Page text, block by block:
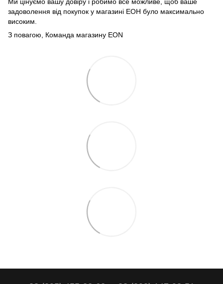
задоволення від покупок у магазині ЕОН було максимально
високим.
З повагою, Команда магазину EON